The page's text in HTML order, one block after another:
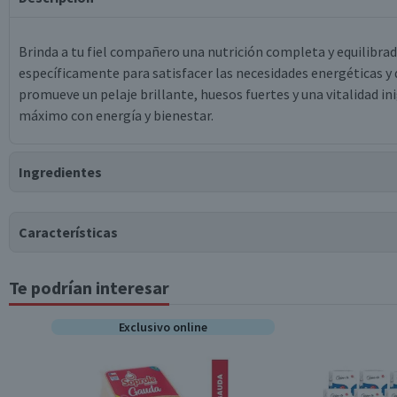
Brinda a tu fiel compañero una nutrición completa y
específicamente para satisfacer las necesidades energéticas
promueve un pelaje brillante, huesos fuertes y una vitalidad
máximo con energía y bienestar.
Ingredientes
calcio, L-treonina, premezcla mineral, suplemento vitamínico
deshidratada, zanahoria deshidratada, espinaca
fibra de soya, harina de carne y hueso de cerdo, pulpa de
inulina, harina de salmón, gluten de maíz, taurina, lisina,
vitamina C, vitamina E, cloruro de potasio, celulosa,
Características
Tipo de Producto
Te podrían interesar
Exclusivo online